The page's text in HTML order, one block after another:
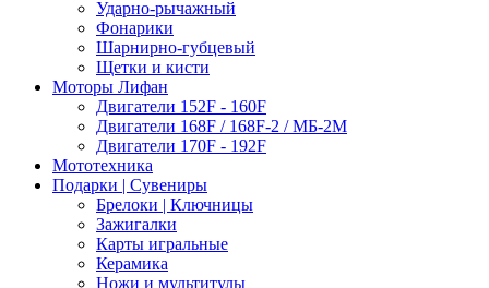
Ударно-рычажный
Фонарики
Шарнирно-губцевый
Щетки и кисти
Моторы Лифан
Двигатели 152F - 160F
Двигатели 168F / 168F-2 / МБ-2М
Двигатели 170F - 192F
Мототехника
Подарки | Сувениры
Брелоки | Ключницы
Зажигалки
Карты игральные
Керамика
Ножи и мультитулы